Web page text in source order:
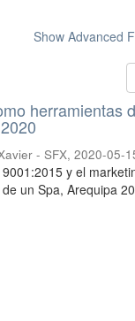
Show Advanced
herramientas
- SFX,2020-05-
y el
un Spa, Arequipa